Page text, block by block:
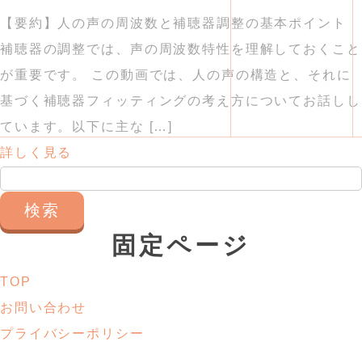
【要約】人の声の周波数と補聴器調整の基本ポイント
補聴器の調整では、声の周波数特性を理解しておくこと
が重要です。 この動画では、人の声の構造と、それに
基づく補聴器フィッティングの考え方についてお話しし
ています。以下に主な […]
詳しく見る
索:
固定ページ
TOP
お問い合わせ
プライバシーポリシー